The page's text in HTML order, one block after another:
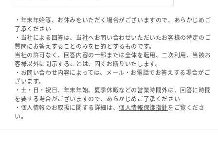
・年末年始等、お休みをいただく場合がございますので、あらかじめご
了承ください
・当社による回答は、当社へお問い合わせいただいたお客様の特定のご
質問にお答えすることのみを目的とするものです。
当社の許可なく、回答内容の一部または全体を転用、二次利用、当該お
客様以外に開示することは、固くお断りいたします。
・お問い合わせ内容によっては、メール・お電話でお答えする場合がご
ざいます。
・土・日・祝日、年末年始、夏季休暇などの営業時間外は、回答に時間
を要する場合がございますので、あらかじめご了承ください
・個人情報のお取扱に関する詳細は、個人情報保護指針をご覧くださ
い。